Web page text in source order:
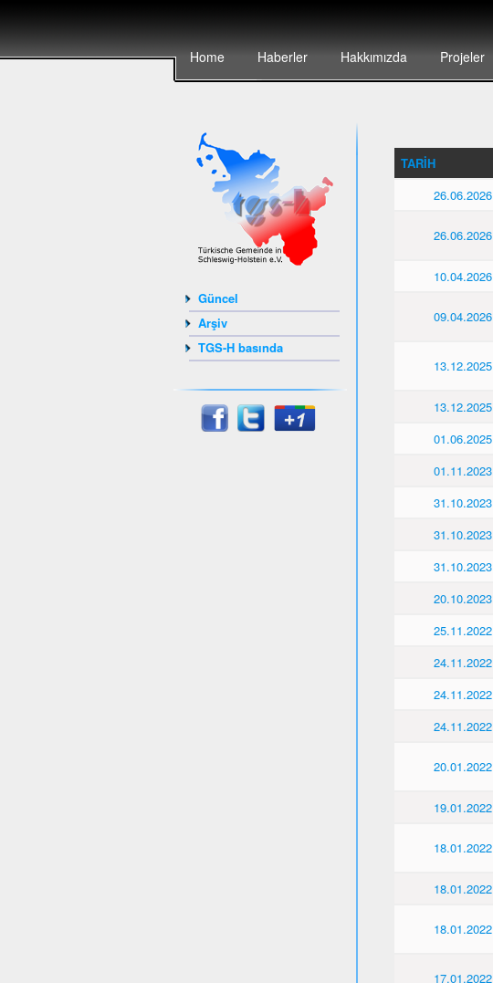
Home Haberler Hakkımızda Projeler
Güncel
Arşiv
TGS-H basında
TARIH
26.06.2026
26.06.2026
10.04.2026
09.04.2026
13.12.2025
13.12.2025
01.06.2025
01.11.2023
31.10.2023
31.10.2023
31.10.2023
20.10.2023
25.11.2022
24.11.2022
24.11.2022
24.11.2022
20.01.2022
19.01.2022
18.01.2022
18.01.2022
18.01.2022
17.01.2022